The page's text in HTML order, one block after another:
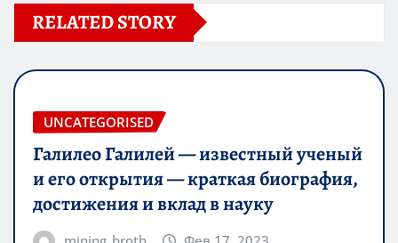
RELATED STORY
UNCATEGORISED
Галилео Галилей — известный ученый
и его открытия — краткая биография,
достижения и вклад в науку